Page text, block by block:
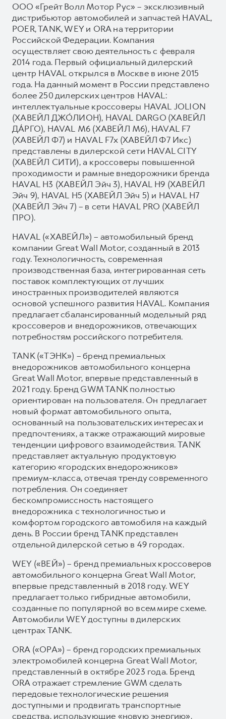
ООО «Грейт Волл Мотор Рус» – эксклюзивный
дистрибьютор автомобилей и запчастей HAVAL,
POER, TANK, WEY и ORA на территории
Российской Федерации. Компания
осуществляет свою деятельность с февраля
2014 года. Первый официальный дилерский
центр HAVAL открылся в Москве в июне 2015
года. На данный момент в России представлено
более 250 дилерских центров HAVAL:
интеллектуальные кроссоверы HAVAL JOLION
(ХАВЕЙЛ ДЖО́ЛИОН), HAVAL DARGO (ХАВЕЙЛ
ДА́РГО), HAVAL М6 (ХАВЕЙЛ M6), HAVAL F7
(ХАВЕЙЛ Ф7) и HAVAL F7x (ХАВЕЙЛ Ф7 Икс)
представлены в дилерской сети HAVAL CITY
(ХАВЕЙЛ СИТИ), а кроссоверы повышенной
проходимости и рамные внедорожники бренда
HAVAL H3 (ХАВЕЙЛ Эйч 3), HAVAL H9 (ХАВЕЙЛ
Эйч 9), HAVAL H5 (ХАВЕЙЛ Эйч 5) и HAVAL H7
(ХАВЕЙЛ Эйч 7) – в сети HAVAL PRO (ХАВЕЙЛ
ПРО).
HAVAL («ХАВЕЙЛ») – автомобильный бренд
компании Great Wall Motor, созданный в 2013
году. Технологичность, современная
производственная база, интегрированная сеть
поставок комплектующих от лучших
иностранных производителей являются
основой успешного развития HAVAL. Компания
предлагает сбалансированный модельный ряд
кроссоверов и внедорожников, отвечающих
потребностям российского потребителя.
TANK («ТЭНК») – бренд премиальных
внедорожников автомобильного концерна
Great Wall Motor, впервые представленный в
2021 году. Бренд GWM TANK полностью
ориентирован на пользователя. Он предлагает
новый формат автомобильного опыта,
основанный на пользовательских интересах и
предпочтениях, а также отражающий мировые
тенденции цифрового взаимодействия. TANK
представляет актуальную продуктовую
категорию «городских внедорожников»
премиум-класса, отвечая тренду современного
потребления. Он соединяет
бескомпромиссность настоящего
внедорожника с технологичностью и
комфортом городского автомобиля на каждый
день. В России бренд TANK представлен
отдельной дилерской сетью в 49 городах.
WEY («ВЕЙ») – бренд премиальных кроссоверов
автомобильного концерна Great Wall Motor,
впервые представленный в 2018 году. WEY
предлагает только гибридные автомобили,
созданные по популярной во всем мире схеме.
Автомобили WEY доступны в дилерских
центрах TANK.
ORA («ОРА») – бренд городских премиальных
электромобилей концерна Great Wall Motor,
представленный в октябре 2023 года. Бренд
ORA отражает стремление GWM сделать
передовые технологические решения
доступными и продвигать транспортные
средства, использующие «новую энергию».